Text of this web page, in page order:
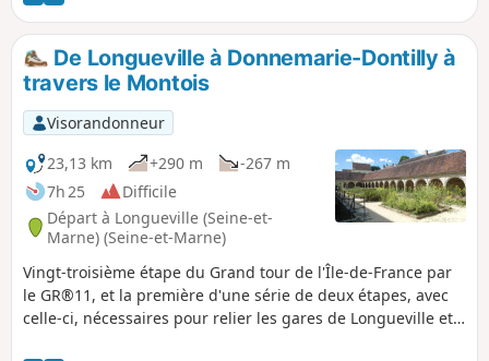
de loin alors que l’Église de Chalmaison ne
se dévoile qu'au dernier moment. Deux
anciens moulins à eau ajoutent au charme
de cet itinéraire.
De Longueville à Donnemarie-Dontilly à
travers le Montois
Visorandonneur
23,13 km
+290 m
-267 m
7h 25
Difficile
Départ à Longueville (Seine-et-
Marne) (Seine-et-Marne)
Vingt-troisième étape du Grand tour de l'Île-de-France par
le GR®11, et la première d'une série de deux étapes, avec
celle-ci, nécessaires pour relier les gares de Longueville et